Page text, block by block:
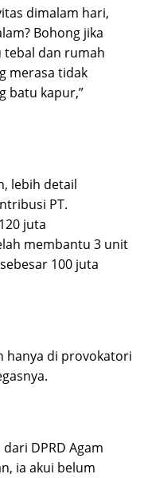
dimalam hari,
Bohong jika
tebal dan rumah
merasa tidak
batu kapur,”
lebih detail
PT.
juta
membantu 3 unit
100 juta
hanya di provokatori
DPRD Agam
ia akui belum